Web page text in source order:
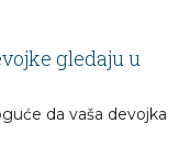
gledaju u
da vaša devojka